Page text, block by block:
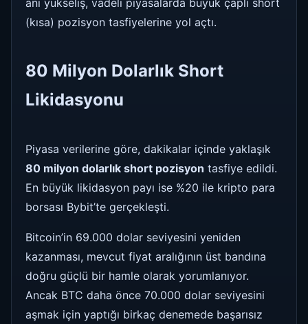
ani yükseliş, vadeli piyasalarda büyük çaplı short
(kısa) pozisyon tasfiyelerine yol açtı.
80 Milyon Dolarlık Short
Likidasyonu
Piyasa verilerine göre, dakikalar içinde yaklaşık
80 milyon dolarlık short pozisyon tasfiye edildi.
En büyük likidasyon payı ise %20 ile kripto para
borsası Bybit’te gerçekleşti.
Bitcoin’in 69.000 dolar seviyesini yeniden
kazanması, mevcut fiyat aralığının üst bandına
doğru güçlü bir hamle olarak yorumlanıyor.
Ancak BTC daha önce 70.000 dolar seviyesini
aşmak için yaptığı birkaç denemede başarısız